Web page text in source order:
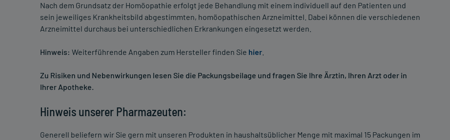
Nach dem Grundsatz der Homöopathie erfolgt jede Behandlung mit einem individuell auf den Patienten und
sein jeweiliges Krankheitsbild abgestimmten, homöopathischen Arzneimittel. Dabei können die verschiedenen
Arzneimittel durchaus bei unterschiedlichen Erkrankungen eingesetzt werden.
Hinweis: Weiterführende Angaben zum Hersteller finden Sie hier
Zu Risiken und Nebenwirkungen lesen Sie die Packungsbeilage und fragen Sie Ihre Ärztin, Ihren Arzt oder in
Ihrer Apotheke.
Hinweis unserer Pharmazeuten:
Generell beliefern wir Sie gern mit unseren Produkten in haushaltsüblicher Menge mit maximal 15 Packungen im